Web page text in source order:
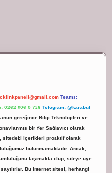
Teams:
0262 606 0 726 Telegram: @karabul
gereğince Bilgi Teknolojileri ve
bir Yer Sağlayıcı olarak
sitedeki içerikleri proaktif olarak
bulunmamaktadır. Ancak,
taşımakta olup, siteye üye
Bu internet sitesi, herhangi